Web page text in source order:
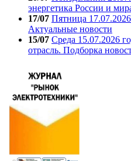
энергетика России и
17/07 Пятница 17.07.2026
Актуальные новости
15/07 Среда 15.07.2026
отрасль. Подборка